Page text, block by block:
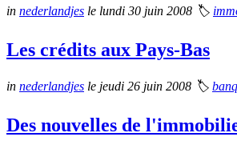
in nederlandjes le lundi 30 juin 2008 🏷
Les crédits aux Pays-Bas
in nederlandjes le jeudi 26 juin 2008 🏷
Des nouvelles de